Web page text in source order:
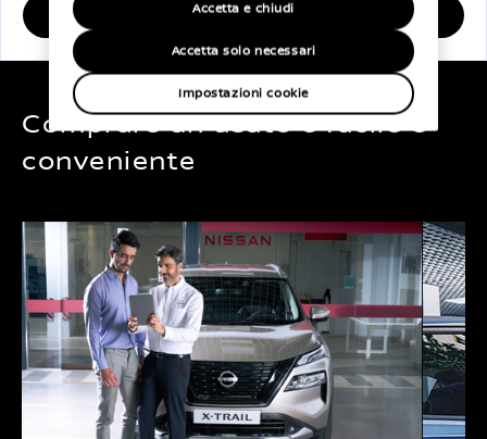
SCOPRI
Comprare un usato è facile e
conveniente
Accetta solo necessari
Accetta e chiudi
Impostazioni cookie